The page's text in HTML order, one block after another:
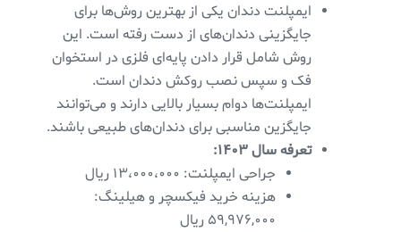
ایمپلنت دندان یکی از بهترین روش‌ها برای
جایگزینی دندان‌های از دست رفته است. این
روش شامل قرار دادن پایه‌ای فلزی در استخوان
فک و سپس نصب روکش دندان است.
ایمپلنت‌ها دوام بسیار بالایی دارند و می‌توانند
جایگزین مناسبی برای دندان‌های طبیعی باشند.
تعرفه سال ۱۴۰۳:
جراحی ایمپلنت: ۱۳،۰۰۰،۰۰۰ ریال
هزینه خرید فیکسچر و هیلینگ:
۵۹,۹۷۶,۰۰۰ ریال